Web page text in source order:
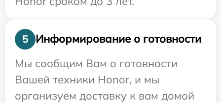
5
Информирование о готовности
Мы сообщим Вам о готовности
Вашей техники Honor, и мы
организуем доставку к вам домой